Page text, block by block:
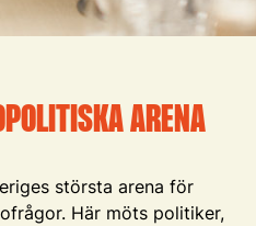
ARENA
största arena för
Här möts politiker,